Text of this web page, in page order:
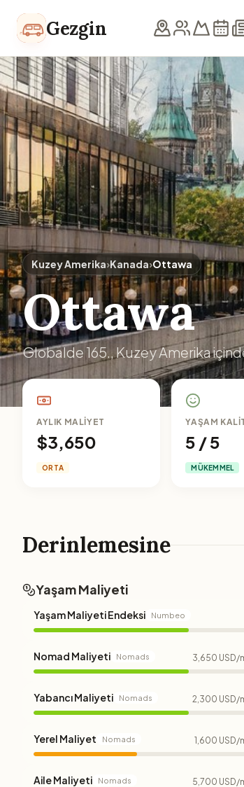
Gezgin
Kuzey Amerika›Kanada›Ottawa
Ottawa
Globalde 165., Kuzey Amerika
AYLIK MALIYET
$3,650
ORTA
YAŞAM
5 / 5
MÜKEMMEL
Derinlemesine
Yaşam Maliyeti
Yaşam Maliyeti Endeksi Numbeo
Nomad Maliyeti Nomads 3,650 USD/
Yabancı Maliyeti Nomads 2,300 USD/
Yerel Maliyet Nomads 1,600 USD/
Aile Maliyeti Nomads 5,700 USD/